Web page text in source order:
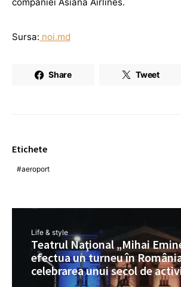
Sursa: noi.md
Share Tweet
Etichete
aeroport
Life & style
Teatrul Naţional „Mihai
efectua un turneu în
celebrarea unui secol de